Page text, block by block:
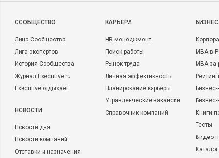
CООБЩЕСТВО
Лица Сообщества
Лига экспертов
История Сообщества
Журнал Executive.ru
Executive отдыхает
НОВОСТИ
Новости дня
Новости компаний
Отставки и назначения
КАРЬЕРА
HR-менеджмент
Поиск работы
Рынок труда
Личная эффективность
Планирование карьеры
Управленческие вакансии
Справочник компаний
MBA в
MBA
Бизнес-
Книги
Тесты
Видео